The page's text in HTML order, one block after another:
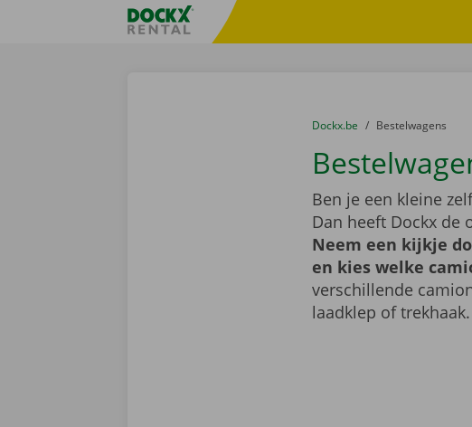
Taalselectie overslaanFratello DEMO
U bevindt zich hier:
van
Dockx.be naar
Bestelwagens
Ben je een kleine
Dan heeft Dockx de
Neem een kijkje
en kies welke
verschillende
laadklep of